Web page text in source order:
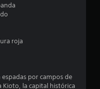
roja
por campos de
Kioto, la capital histórica